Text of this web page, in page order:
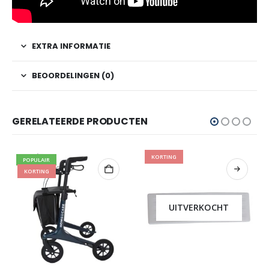
EXTRA INFORMATIE
BEOORDELINGEN (0)
GERELATEERDE PRODUCTEN
POPULAIR
KORTING
KORTING
UITVERKOCHT